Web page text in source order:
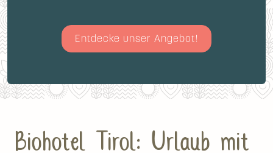
Entdecke unser Angebot!
Biohotel Tirol: Urlaub mit